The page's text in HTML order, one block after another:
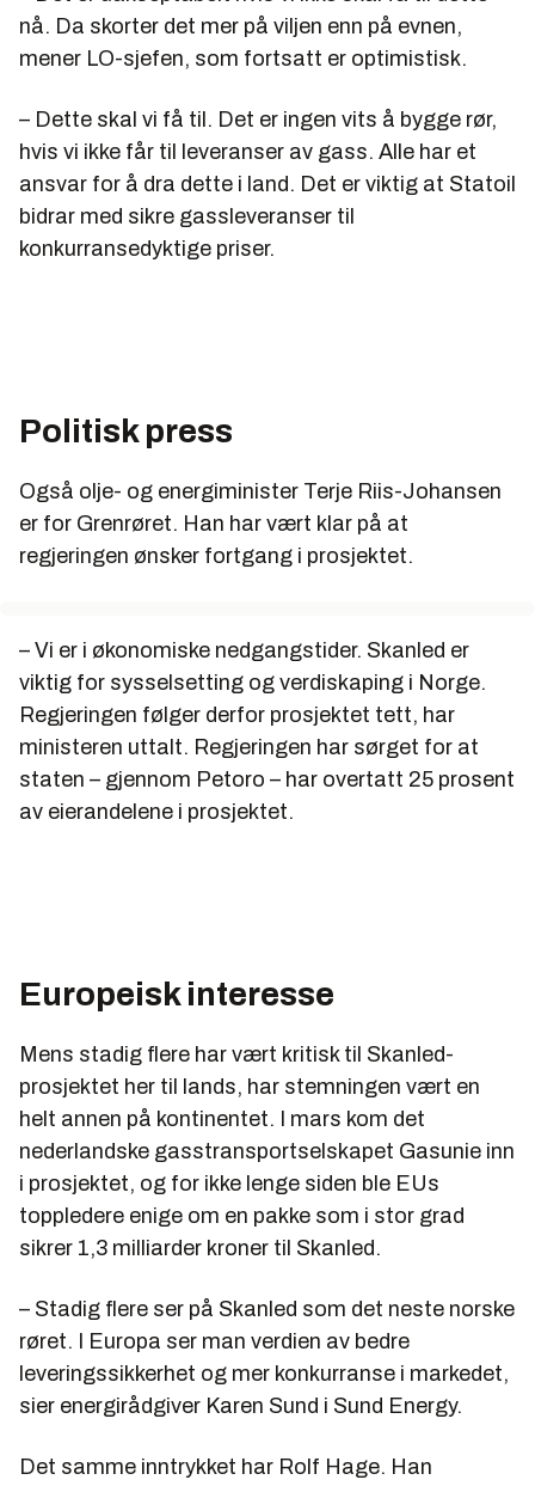
nå. Da skorter det mer på viljen enn på evnen,
mener LO-sjefen, som fortsatt er optimistisk.
– Dette skal vi få til. Det er ingen vits å bygge rør,
hvis vi ikke får til leveranser av gass. Alle har et
ansvar for å dra dette i land. Det er viktig at Statoil
bidrar med sikre gassleveranser til
konkurransedyktige priser.
Politisk press
Også olje- og energiminister Terje Riis-Johansen
er for Grenrøret. Han har vært klar på at
regjeringen ønsker fortgang i prosjektet.
– Vi er i økonomiske nedgangstider. Skanled er
viktig for sysselsetting og verdiskaping i Norge.
Regjeringen følger derfor prosjektet tett, har
ministeren uttalt. Regjeringen har sørget for at
staten – gjennom Petoro – har overtatt 25 prosent
av eierandelene i prosjektet.
Europeisk interesse
Mens stadig flere har vært kritisk til Skanled-
prosjektet her til lands, har stemningen vært en
helt annen på kontinentet. I mars kom det
nederlandske gasstransportselskapet Gasunie inn
i prosjektet, og for ikke lenge siden ble EUs
toppledere enige om en pakke som i stor grad
sikrer 1,3 milliarder kroner til Skanled.
– Stadig flere ser på Skanled som det neste norske
røret. I Europa ser man verdien av bedre
leveringssikkerhet og mer konkurranse i markedet,
sier energirådgiver Karen Sund i Sund Energy.
Det samme inntrykket har Rolf Hage. Han